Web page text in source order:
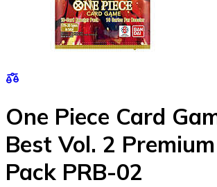
One Piece Card
Best Vol. 2
Pack PRB-02